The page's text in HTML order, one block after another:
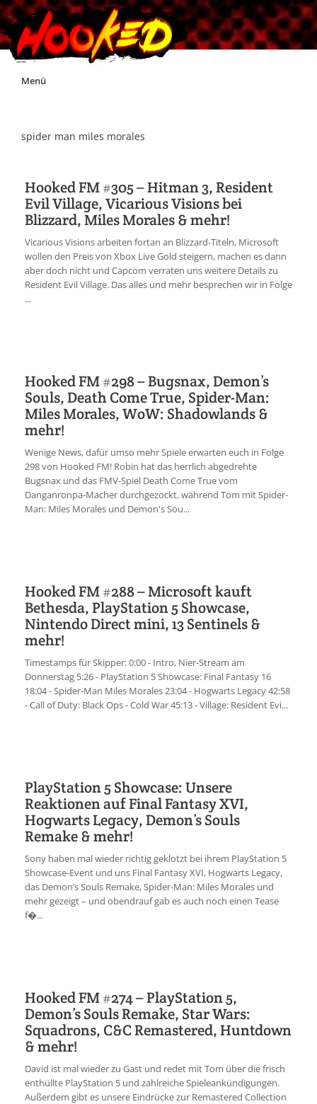
Skip
Menü
Impressum
Jobs
Discord
spider man miles morales
Hooked FM #305 – Hitman 3, Resident
Evil Village, Vicarious Visions bei
Blizzard, Miles Morales & mehr!
Vicarious Visions arbeiten fortan an Blizzard-Titeln, Microsoft
wollen den Preis von Xbox Live Gold steigern, machen es dann
aber doch nicht und Capcom verraten uns weitere Details zu
Resident Evil Village. Das alles und mehr besprechen wir in Folge
...
Hooked FM #298 – Bugsnax, Demon’s
Souls, Death Come True, Spider-Man:
Miles Morales, WoW: Shadowlands &
mehr!
Wenige News, dafür umso mehr Spiele erwarten euch in Folge
298 von Hooked FM! Robin hat das herrlich abgedrehte
Bugsnax und das FMV-Spiel Death Come True vom
Danganronpa-Macher durchgezockt, während Tom mit Spider-
Man: Miles Morales und Demon's Sou...
Hooked FM #288 – Microsoft kauft
Bethesda, PlayStation 5 Showcase,
Nintendo Direct mini, 13 Sentinels &
mehr!
Timestamps für Skipper: 0:00 - Intro, Nier-Stream am
Donnerstag 5:26 - PlayStation 5 Showcase: Final Fantasy 16
18:04 - Spider-Man Miles Morales 23:04 - Hogwarts Legacy 42:58
- Call of Duty: Black Ops - Cold War 45:13 - Village: Resident Evi...
PlayStation 5 Showcase: Unsere
Reaktionen auf Final Fantasy XVI,
Hogwarts Legacy, Demon’s Souls
Remake & mehr!
Sony haben mal wieder richtig geklotzt bei ihrem PlayStation 5
Showcase-Event und uns Final Fantasy XVI, Hogwarts Legacy,
das Demon’s Souls Remake, Spider-Man: Miles Morales und
mehr gezeigt – und obendrauf gab es auch noch einen Tease
f�...
Hooked FM #274 – PlayStation 5,
Demon’s Souls Remake, Star Wars:
Squadrons, C&C Remastered, Huntdown
& mehr!
David ist mal wieder zu Gast und redet mit Tom über die frisch
enthüllte PlayStation 5 und zahlreiche Spieleankündigungen.
Außerdem gibt es unsere Eindrücke zur Remastered Collection